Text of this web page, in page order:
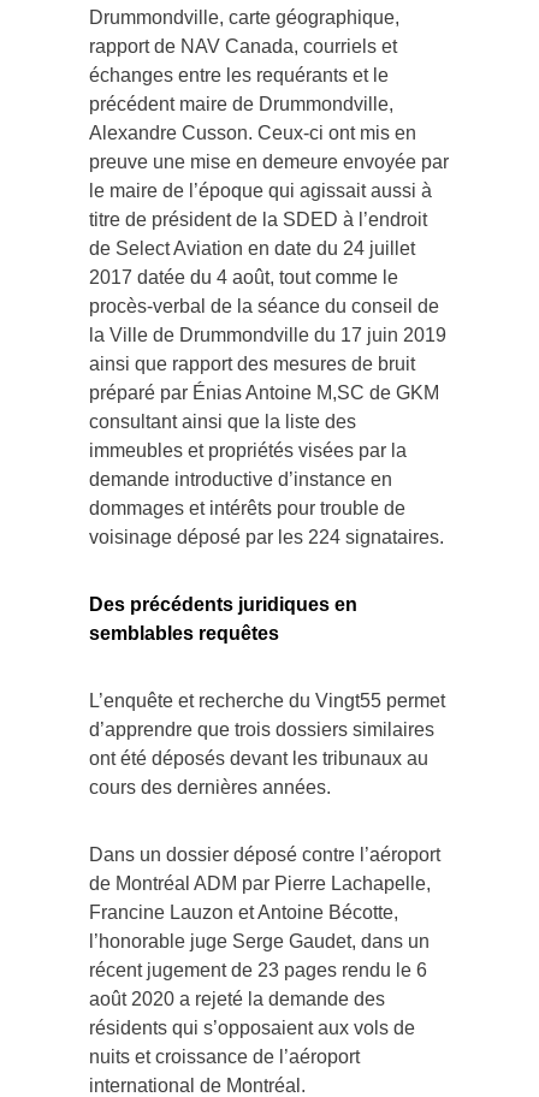
Drummondville, carte géographique,
rapport de NAV Canada, courriels et
échanges entre les requérants et le
précédent maire de Drummondville,
Alexandre Cusson. Ceux-ci ont mis en
preuve une mise en demeure envoyée par
le maire de l’époque qui agissait aussi à
titre de président de la SDED à l’endroit
de Select Aviation en date du 24 juillet
2017 datée du 4 août, tout comme le
procès-verbal de la séance du conseil de
la Ville de Drummondville du 17 juin 2019
ainsi que rapport des mesures de bruit
préparé par Énias Antoine M,SC de GKM
consultant ainsi que la liste des
immeubles et propriétés visées par la
demande introductive d’instance en
dommages et intérêts pour trouble de
voisinage déposé par les 224 signataires.
Des précédents juridiques en
semblables requêtes
L’enquête et recherche du Vingt55 permet
d’apprendre que trois dossiers similaires
ont été déposés devant les tribunaux au
cours des dernières années.
Dans un dossier déposé contre l’aéroport
de Montréal ADM par Pierre Lachapelle,
Francine Lauzon et Antoine Bécotte,
l’honorable juge Serge Gaudet, dans un
récent jugement de 23 pages rendu le 6
août 2020 a rejeté la demande des
résidents qui s’opposaient aux vols de
nuits et croissance de l’aéroport
international de Montréal.